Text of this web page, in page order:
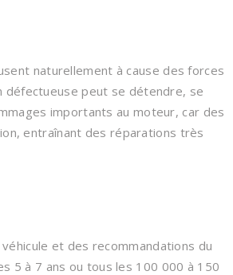
naturellement à cause des forces
peut se détendre, se
importants au moteur, car des
entraînant des réparations très
et des recommandations du
5 à 7 ans ou tous les 100 000 à 150